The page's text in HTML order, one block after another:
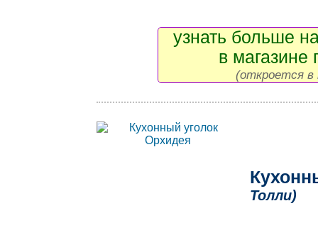
узнать больше
в магазине
(откроется в
Толли)